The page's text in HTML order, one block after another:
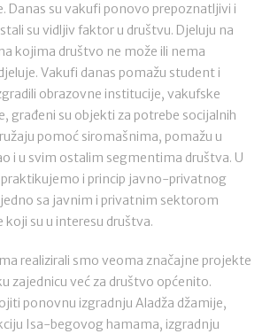
Danas su vakufi ponovo prepoznatljivi i
su vidljiv faktor u društvu. Djeluju na
kojima društvo ne može ili nema
Vakufi danas pomažu student i
obrazovne institucije, vakufske
građeni su objekti za potrebe socijalnih
pomoć siromašnima, pomažu u
i u svim ostalim segmentima društva. U
praktikujemo i princip javno-privatnog
sa javnim i privatnim sektorom
su u interesu društva.
realizirali smo veoma značajne projekte
zajednicu već za društvo općenito.
ponovnu izgradnju Aladža džamije,
Isa-begovog hamama, izgradnju